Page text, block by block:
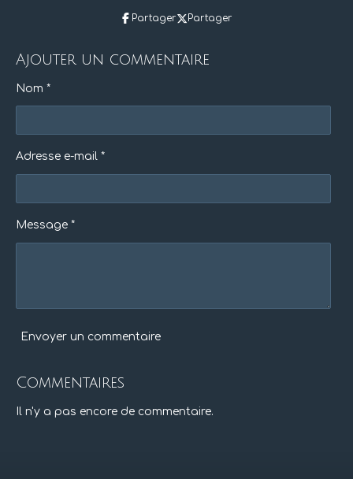
Partager Partager
Ajouter un commentaire
Nom *
Adresse e-mail *
Message *
Envoyer un commentaire
Commentaires
Il n'y a pas encore de commentaire.